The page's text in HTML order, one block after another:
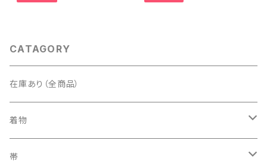
CATAGORY
在庫あり（全商品）
着物
訪問着・付下げ
帯